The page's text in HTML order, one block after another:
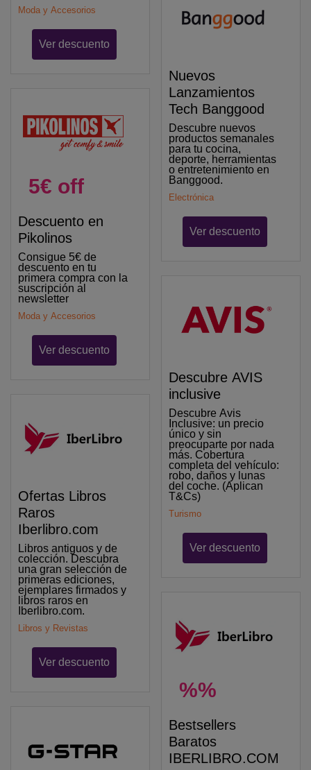
Moda y Accesorios
Ver descuento
5€ off
Descuento en
Pikolinos
Consigue 5€ de
descuento en tu
primera compra con la
suscripción al
newsletter
Moda y Accesorios
Ver descuento
Ofertas Libros
Raros
Iberlibro.com
Libros antiguos y de
colección. Descubra
una gran selección de
primeras ediciones,
ejemplares firmados y
libros raros en
Iberlibro.com.
Libros y Revistas
Ver descuento
Nuevos
Lanzamientos
Tech Banggood
Descubre nuevos
productos semanales
para tu cocina,
deporte, herramientas
o entretenimiento en
Banggood.
Electrónica
Ver descuento
Descubre AVIS
inclusive
Descubre Avis
Inclusive: un precio
único y sin
preocuparte por nada
más. Cobertura
completa del vehículo:
robo, daños y lunas
del coche. (Aplican
T&Cs)
Turismo
Ver descuento
%%
Bestsellers
Baratos
IBERLIBRO.COM